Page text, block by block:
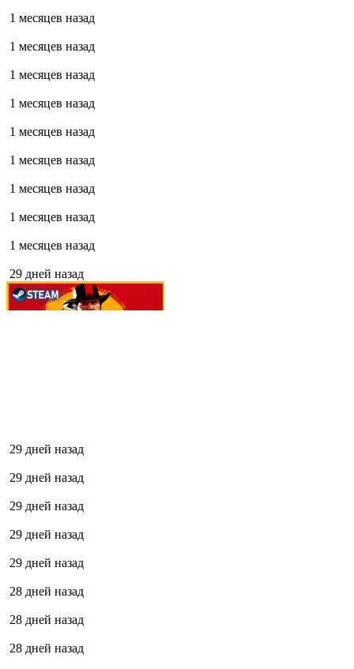
1 месяцев назад
1 месяцев назад
1 месяцев назад
1 месяцев назад
1 месяцев назад
1 месяцев назад
1 месяцев назад
1 месяцев назад
1 месяцев назад
29 дней назад
29 дней назад
29 дней назад
29 дней назад
29 дней назад
29 дней назад
28 дней назад
28 дней назад
28 дней назад